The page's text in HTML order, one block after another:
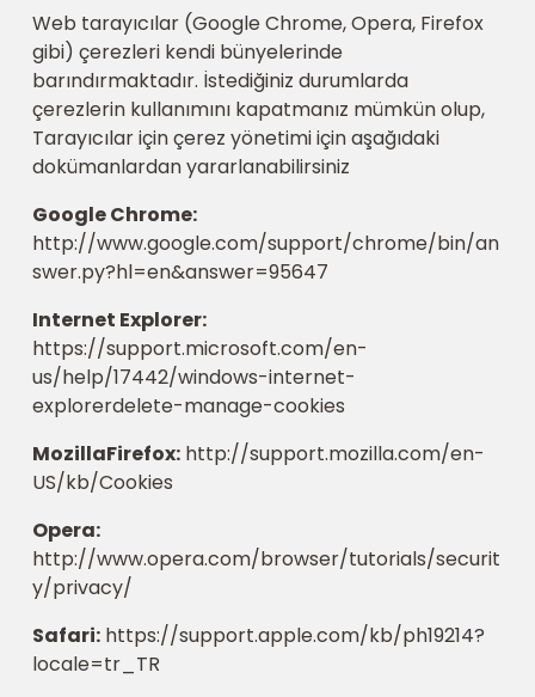
Web tarayıcılar (Google Chrome, Opera, Firefox
gibi) çerezleri kendi bünyelerinde
barındırmaktadır. İstediğiniz durumlarda
çerezlerin kullanımını kapatmanız mümkün olup,
Tarayıcılar için çerez yönetimi için aşağıdaki
dokümanlardan yararlanabilirsiniz
Google Chrome:
http://www.google.com/support/chrome/bin/an
swer.py?hl=en&answer=95647
Internet Explorer:
https://support.microsoft.com/en-
us/help/17442/windows-internet-
explorerdelete-manage-cookies
MozillaFirefox:http://support.mozilla.com/en-
US/kb/Cookies
Opera:
http://www.opera.com/browser/tutorials/securit
y/privacy/
Safari:https://support.apple.com/kb/ph19214?
locale=tr_TR